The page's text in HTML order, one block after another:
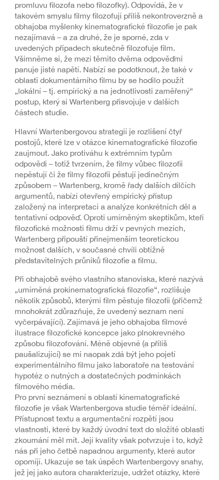
promluvu filozofa nebo filozofky). Odpovídá, že v
takovém smyslu filmy filozofují příliš nekontroverzně a
obhajoba myšlenky kinematografické filozofie je pak
nezajímavá – a za druhé, že je sporné, zda v
uvedených případech skutečně filozofuje film.
Všimněme si, že mezi těmito dvěma odpověďmi
panuje jisté napětí. Nabízí se podotknout, že také v
oblasti dokumentárního filmu by se hodilo použít
„lokální – tj. empirický a na jednotlivosti zaměřený“
postup, který si Wartenberg přisvojuje v dalších
částech studie.
Hlavní Wartenbergovou strategií je rozlišení čtyř
postojů, které lze v otázce kinematografické filozofie
zaujmout. Jako protiváhu k extrémním typům
odpovědi – totiž tvrzením, že filmy vůbec filozofii
nepěstují či že filmy filozofii pěstují jedinečným
způsobem – Wartenberg, kromě řady dalších dílčích
argumentů, nabízí otevřený empirický přístup
založený na interpretaci a analýze konkrétních děl a
tentativní odpověď. Oproti umírněným skeptikům, kteří
filozofické možnosti filmu drží v pevných mezích,
Wartenberg připouští přinejmenším teoretickou
možnost dalších, v současné chvíli obtížně
představitelných průniků filozofie a filmu.
Při obhajobě svého vlastního stanoviska, které nazývá
„umírněná prokinematografická filozofie“, rozlišuje
několik způsobů, kterými film pěstuje filozofii (přičemž
mnohokrát zdůrazňuje, že uvedený seznam není
vyčerpávající). Zajímavá je jeho obhajoba filmové
ilustrace filozofické koncepce jako plnokrevného
způsobu filozofování. Méně objevné (a příliš
paušalizující) se mi naopak zdá být jeho pojetí
experimentálního filmu jako laboratoře na testování
hypotéz o nutných a dostatečných podmínkách
filmového média.
Pro první seznámení s oblastí kinematografické
filozofie je však Wartenbergova studie téměř ideální.
Přístupnost textu a argumentační rozpětí jsou
vlastnosti, které by každý úvodní text do složité oblasti
zkoumání měl mít. Její kvality však potvrzuje i to, když
nás při jeho četbě napadnou argumenty, které autor
opomíjí. Ukazuje se tak úspěch Wartenbergovy snahy,
jež jej jako autora charakterizuje, udržet otázky, které